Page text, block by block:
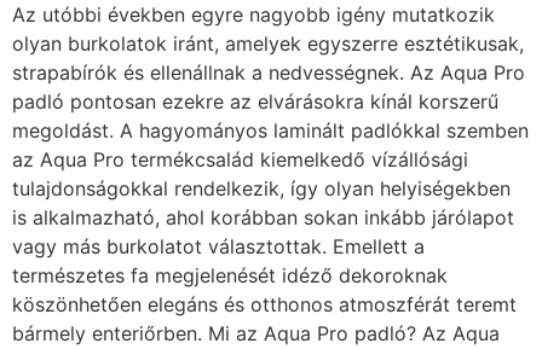
Az utóbbi években egyre nagyobb igény mutatkozik
olyan burkolatok iránt, amelyek egyszerre esztétikusak,
strapabírók és ellenállnak a nedvességnek. Az Aqua Pro
padló pontosan ezekre az elvárásokra kínál korszerű
megoldást. A hagyományos laminált padlókkal szemben
az Aqua Pro termékcsalád kiemelkedő vízállósági
tulajdonságokkal rendelkezik, így olyan helyiségekben
is alkalmazható, ahol korábban sokan inkább járólapot
vagy más burkolatot választottak. Emellett a
természetes fa megjelenését idéző dekoroknak
köszönhetően elegáns és otthonos atmoszférát teremt
bármely enteriőrben. Mi az Aqua Pro padló? Az Aqua